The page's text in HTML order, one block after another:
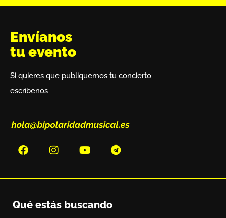
Envíanos
tu evento
Si quieres que publiquemos tu concierto
escríbenos
Qué estás buscando